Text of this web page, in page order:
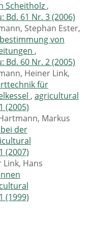
Scheitholz ,
61 Nr. 3 (2006)
Stephan Ester,
von
,
60 Nr. 2 (2005)
Heiner Link,
für
, agricultural
(2005)
Markus
der
(2007)
Hans
(1999)